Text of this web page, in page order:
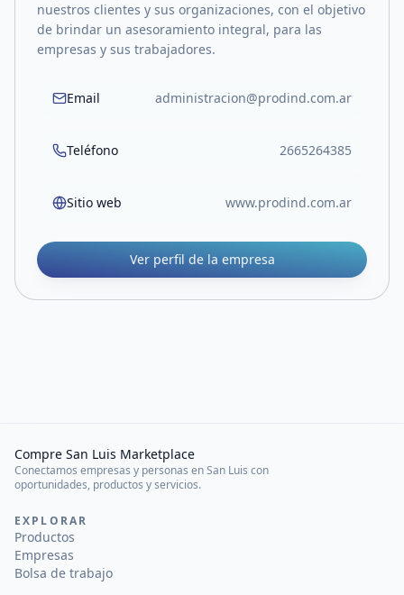
nuestros clientes y sus organizaciones, con el objetivo
de brindar un asesoramiento integral, para las
empresas y sus trabajadores.
Email administracion@prodind.com.ar
Teléfono 2665264385
Sitio web www.prodind.com.ar
Ver perfil de la empresa
Compre San Luis Marketplace
Conectamos empresas y personas en San Luis con
oportunidades, productos y servicios.
EXPLORAR
Productos
Empresas
Bolsa de trabajo